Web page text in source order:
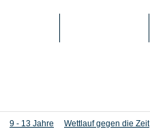
9 - 13 Jahre Wettlauf gegen die Zeit